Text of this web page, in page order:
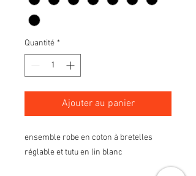
Quantité *
Ajouter au panier
ensemble robe en coton à bretelles
réglable et tutu en lin blanc